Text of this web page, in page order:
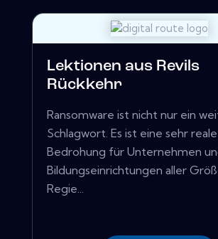
Lektionen aus Revils
Rückkehr
Ransomware ist nicht nur ein
Schlagwort. Es ist eine sehr reale
Bedrohung für Unternehmen
Bildungseinrichtungen aller
Regie...